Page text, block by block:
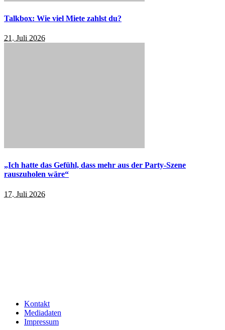
Talkbox: Wie viel Miete zahlst du?
21. Juli 2026
„Ich hatte das Gefühl, dass mehr aus der Party-Szene
rauszuholen wäre“
17. Juli 2026
Kontakt
Mediadaten
Impressum